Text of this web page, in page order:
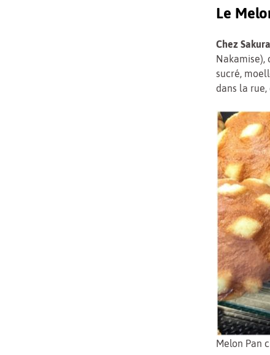
Le
Chez
Nakamise),
sucré,
dans la rue,
Melon Pan